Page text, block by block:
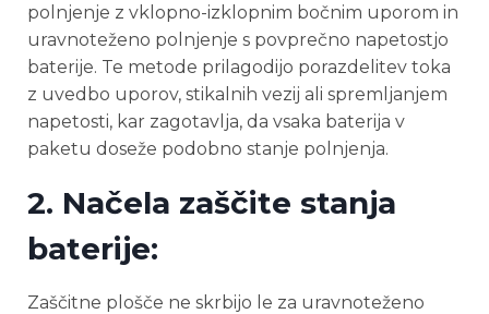
polnjenje z vklopno-izklopnim bočnim uporom in
uravnoteženo polnjenje s povprečno napetostjo
baterije. Te metode prilagodijo porazdelitev toka
z uvedbo uporov, stikalnih vezij ali spremljanjem
napetosti, kar zagotavlja, da vsaka baterija v
paketu doseže podobno stanje polnjenja.
2. Načela zaščite stanja
baterije:
Zaščitne plošče ne skrbijo le za uravnoteženo